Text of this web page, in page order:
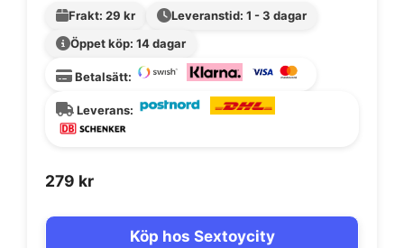
Frakt: 29 kr
Leveranstid: 1 - 3 dagar
Öppet köp: 14 dagar
Betalsätt:
Leverans:
279 kr
Köp hos Sextoycity